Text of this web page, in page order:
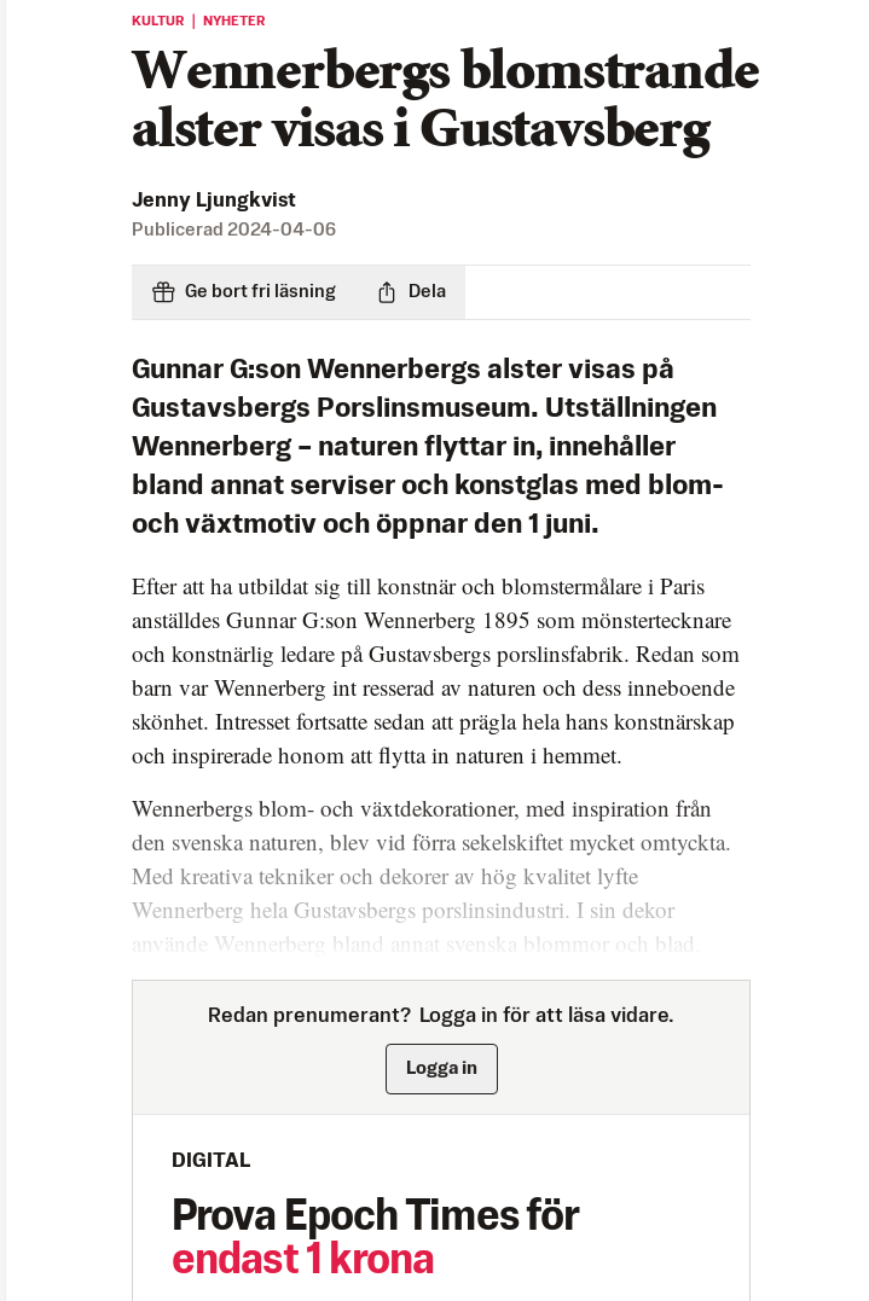
KULTUR ｜ NYHETER
Wennerbergs blomstrande
alster visas i Gustavsberg
Jenny Ljungkvist
Publicerad 2024-04-06
Ge bort fri läsning Dela
Gunnar G:son Wennerbergs alster visas på
Gustavsbergs Porslinsmuseum. Utställningen
Wennerberg – naturen flyttar in, innehåller
bland annat serviser och konstglas med blom-
och växtmotiv och öppnar den 1 juni.
Efter att ha utbildat sig till konstnär och blomstermålare i Paris
anställdes Gunnar G:son Wennerberg 1895 som mönstertecknare
och konstnärlig ledare på Gustavsbergs porslinsfabrik. Redan som
barn var Wennerberg int resserad av naturen och dess inneboende
skönhet. Intresset fortsatte sedan att prägla hela hans konstnärskap
och inspirerade honom att flytta in naturen i hemmet.
Wennerbergs blom- och växtdekorationer, med inspiration från
den svenska naturen, blev vid förra sekelskiftet mycket omtyckta.
Med kreativa tekniker och dekorer av hög kvalitet lyfte
Wennerberg hela Gustavsbergs porslinsindustri. I sin dekor
använde Wennerberg bland annat svenska blommor och blad.
Redan prenumerant? Logga in för att läsa vidare.
Logga in
DIGITAL
Prova Epoch Times för
endast 1 krona